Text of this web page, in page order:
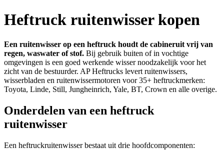
Heftruck ruitenwisser kopen
Een ruitenwisser op een heftruck houdt de cabineruit vrij van
regen, waswater of stof. Bij gebruik buiten of in vochtige
omgevingen is een goed werkende wisser noodzakelijk voor het
zicht van de bestuurder. AP Heftrucks levert ruitenwissers,
wisserbladen en ruitenwissermotoren voor 35+ heftruckmerken:
Toyota, Linde, Still, Jungheinrich, Yale, BT, Crown en alle overige.
Onderdelen van een heftruck
ruitenwisser
Een heftruckruitenwisser bestaat uit drie hoofdcomponenten: